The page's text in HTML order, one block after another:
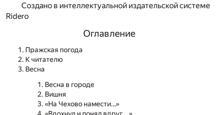
Создано в интеллектуальной издательской системе
Ridero
Оглавление
Пражская погода
К читателю
Весна
Весна в городе
Вишня
«На Чехово намести…»